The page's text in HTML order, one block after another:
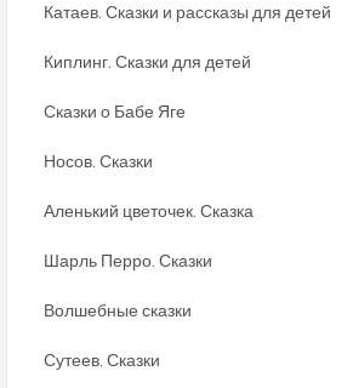
Катаев. Сказки и рассказы для детей
Киплинг. Сказки для детей
Сказки о Бабе Яге
Носов. Сказки
Аленький цветочек. Сказка
Шарль Перро. Сказки
Волшебные сказки
Сутеев. Сказки